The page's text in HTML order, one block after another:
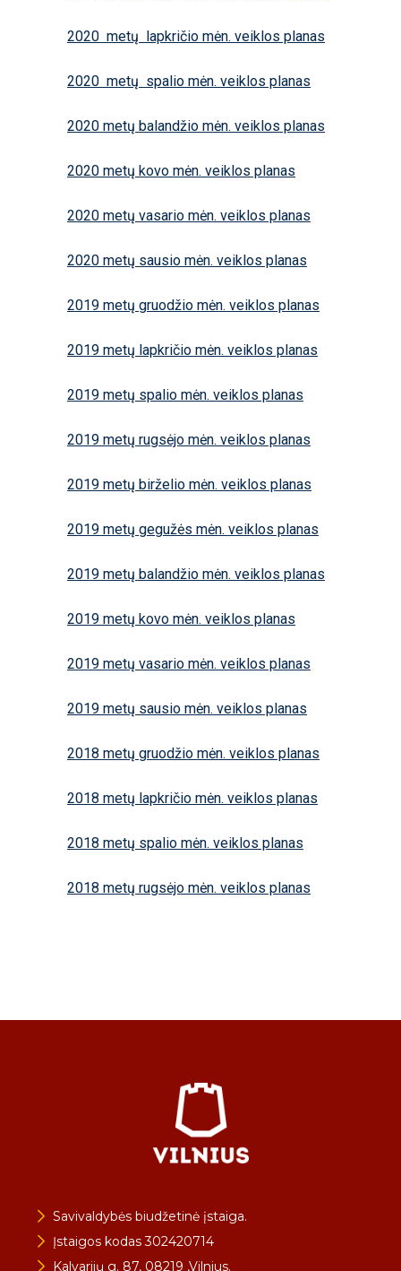
2020 metų lapkričio mėn. veiklos planas
2020 metų spalio mėn. veiklos planas
2020 metų balandžio mėn. veiklos planas
2020 metų kovo mėn. veiklos planas
2020 metų vasario mėn. veiklos planas
2020 metų sausio mėn. veiklos planas
2019 metų gruodžio mėn. veiklos planas
2019 metų lapkričio mėn. veiklos planas
2019 metų spalio mėn. veiklos planas
2019 metų rugsėjo mėn. veiklos planas
2019 metų birželio mėn. veiklos planas
2019 metų gegužės mėn. veiklos planas
2019 metų balandžio mėn. veiklos planas
2019 metų kovo mėn. veiklos planas
2019 metų vasario mėn. veiklos planas
2019 metų sausio mėn. veiklos planas
2018 metų gruodžio mėn. veiklos planas
2018 metų lapkričio mėn. veiklos planas
2018 metų spalio mėn. veiklos planas
2018 metų rugsėjo mėn. veiklos planas
Savivaldybės biudžetinė įstaiga.
Įstaigos kodas 302420714
Kalvarijų g. 87, 08219 ,Vilnius.